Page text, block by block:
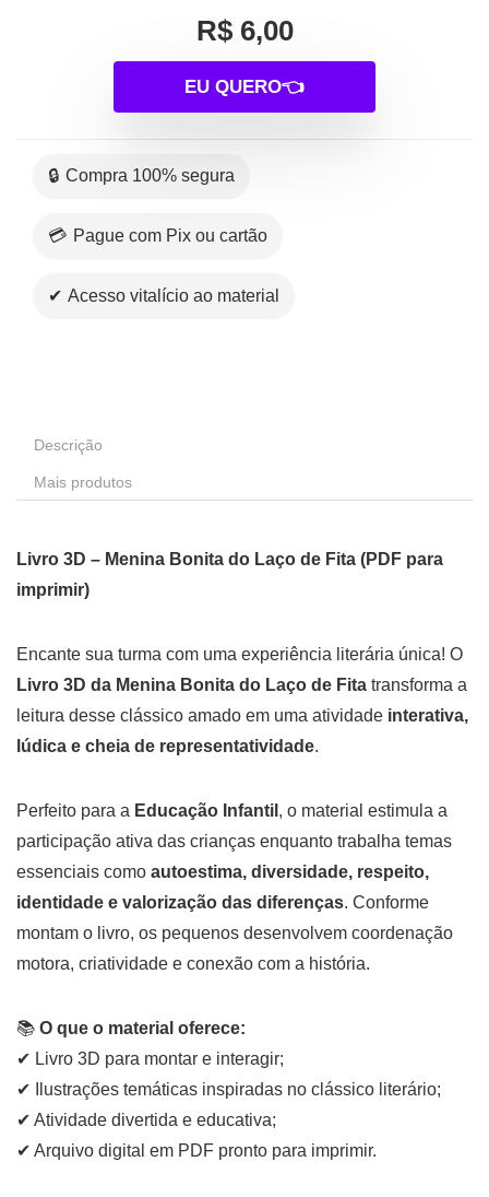
R$ 6,00
EU QUERO👈
🔒 Compra 100% segura
💳 Pague com Pix ou cartão
✔ Acesso vitalício ao material
Descrição
Mais produtos
Livro 3D – Menina Bonita do Laço de Fita (PDF para
imprimir)
Encante sua turma com uma experiência literária única! O
Livro 3D da Menina Bonita do Laço de Fita transforma a
leitura desse clássico amado em uma atividade interativa,
lúdica e cheia de representatividade.
Perfeito para a Educação Infantil , o material estimula a
participação ativa das crianças enquanto trabalha temas
essenciais como autoestima, diversidade, respeito,
identidade e valorização das diferenças. Conforme
montam o livro, os pequenos desenvolvem coordenação
motora, criatividade e conexão com a história.
📚 O que o material oferece:
✔ Livro 3D para montar e interagir;
✔ Ilustrações temáticas inspiradas no clássico literário;
✔ Atividade divertida e educativa;
✔ Arquivo digital em PDF pronto para imprimir.